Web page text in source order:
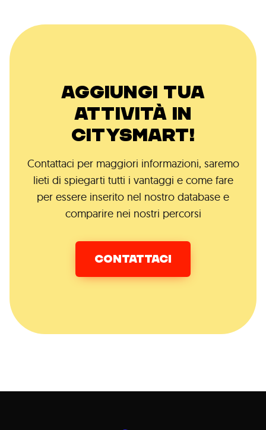
AGGIUNGI TUA
ATTIVITÀ IN
CITYSMART!
Contattaci per maggiori informazioni, saremo
lieti di spiegarti tutti i vantaggi e come fare
per essere inserito nel nostro database e
comparire nei nostri percorsi
CONTATTACI